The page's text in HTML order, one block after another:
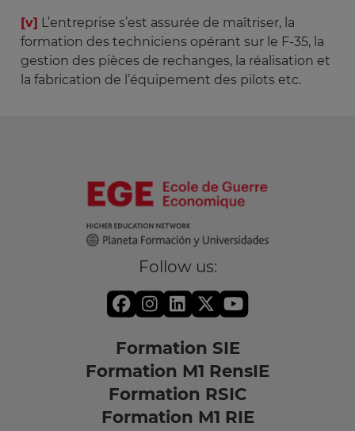
[v] L’entreprise s’est assurée de maîtriser, la
formation des techniciens opérant sur le F-35, la
gestion des pièces de rechanges, la réalisation et
la fabrication de l’équipement des pilots etc.
Follow us:
Formation SIE
Formation M1 RensIE
Formation RSIC
Formation M1 RIE